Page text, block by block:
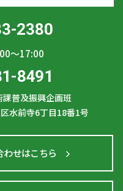
2380
〜17:00
8491
普及振興企画班
水前寺6丁目18番1号
わせはこちら